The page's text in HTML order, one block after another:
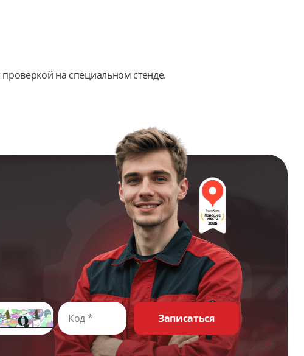
на специальном стенде.
Записаться